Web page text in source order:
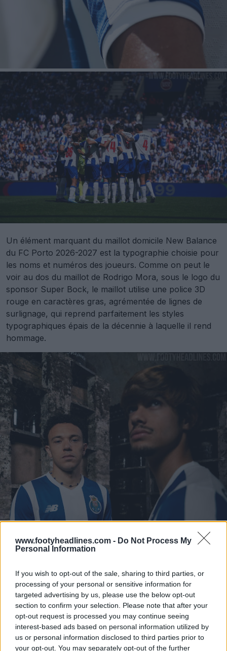
www.footyheadlines.com - Do Not Process My
Personal Information
If you wish to opt-out of the sale, sharing to third parties, or
processing of your personal or sensitive information for
targeted advertising by us, please use the below opt-out
section to confirm your selection. Please note that after your
opt-out request is processed you may continue seeing
interest-based ads based on personal information utilized by
us or personal information disclosed to third parties prior to
your opt-out. You may separately opt-out of the further
Un élément marquant du maillot domicile New Balance
du FC Porto 2026-2027 est la typographie choisie pour
les noms et numéros des joueurs. Comme on peut le
voir au dos du maillot de Rodrigo Mora, sous le logo du
sponsor Super Bock, le maillot utilise une police 3D
rouge en caractères gras, agrémentée de lignes de
surlignage, qui reprend parfaitement les styles
typographiques épais de la décennie à laquelle il rend
hommage.